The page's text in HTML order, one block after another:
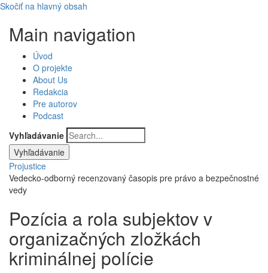
Skočiť na hlavný obsah
Main navigation
Úvod
O projekte
About Us
Redakcia
Pre autorov
Podcast
Vyhľadávanie
Projustice
Vedecko-odborný recenzovaný časopis pre právo a bezpečnostné
vedy
Pozícia a rola subjektov v
organizačných zložkách
kriminálnej polície